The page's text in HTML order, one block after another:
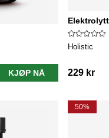
KJØP NÅ
Holistic
229 kr
50%